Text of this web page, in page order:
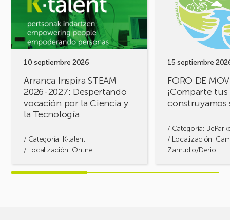
10 septiembre 2026
Arranca Inspira STEAM
2026-2027: Despertando
vocación por la Ciencia y
la Tecnología
/ Categoría: K·talent
/ Localización: Online
STEAM
2027:
Despertando
vocación
Ciencia
Tecnología
15 septiembre
FORO DE
¡Comparte
construyamos
/ Categoría:
/ Localización:
Zamudio/Derio
MOVILIDAD
¡Comparte
soluciones!